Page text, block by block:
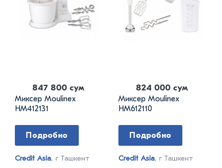
847 800 сум
Миксер Moulinex
HM412131
Подробно
Credit Asia, г Ташкент
824 000 сум
Миксер Moulinex
HM612110
Подробно
Credit Asia, г Ташкент